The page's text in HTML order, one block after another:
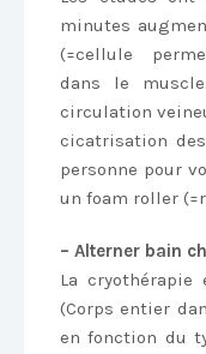
minutes
(=cellule
dans le
circulation
cicatrisation
personne pour
un foam roller
– Alterner bain
La
(Corps entier
en fonction du